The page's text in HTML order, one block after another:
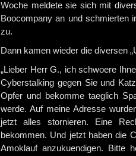
Woche meldete sie sich mit
Boocompany an und schmierten
zu.
Dann kamen wieder die diversen
„Lieber Herr G., ich schwoere
Cyberstalking gegen Sie und
Opfer und bekomme taeglich
werde. Auf meine Adresse
jetzt alles stornieren. Eine
bekommen. Und jetzt haben die
Amoklauf anzukuendigen. Bitte